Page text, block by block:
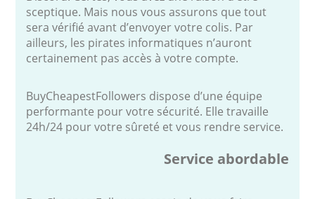
sceptique. Mais nous vous assurons que tout
sera vérifié avant d’envoyer votre colis. Par
ailleurs, les pirates informatiques n’auront
certainement pas accès à votre compte.
BuyCheapestFollowers dispose d’une équipe
performante pour votre sécurité. Elle travaille
24h/24 pour votre sûreté et vous rendre service.
Service abordable